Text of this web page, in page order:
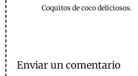
Coquitos de coco deliciosos.
Enviar un comentario